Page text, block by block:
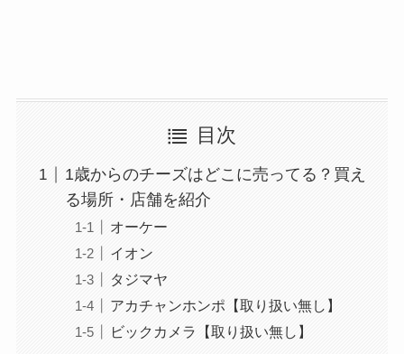
目次
1歳からのチーズはどこに売ってる？買え
る場所・店舗を紹介
オーケー
イオン
タジマヤ
アカチャンホンポ【取り扱い無し】
ビックカメラ【取り扱い無し】